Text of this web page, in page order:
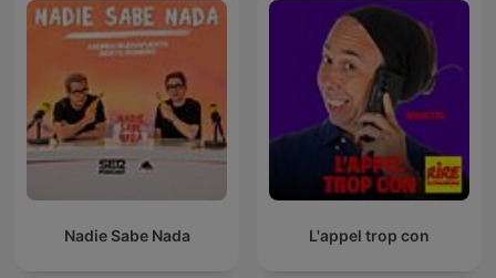
Nadie Sabe Nada L'appel trop con